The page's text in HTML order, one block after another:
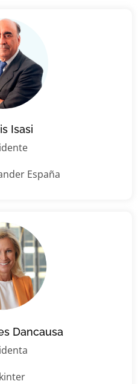
Isasi
España
Dancausa